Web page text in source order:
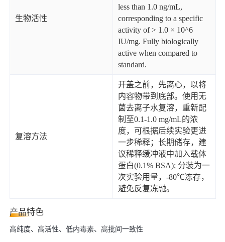
生物活性
less than 1.0 ng/mL,
corresponding to a specific
activity of > 1.0 × 10^6
IU/mg. Fully biologically
active when compared to
standard.
复溶方法
开盖之前，先离心，以将
内容物带到底部。使用无
菌去离子水复溶，重新配
制至0.1-1.0 mg/mL的浓
度，可根据后续实验更进
一步稀释；长期储存，建
议稀释缓冲液中加入载体
蛋白(0.1% BSA); 分装为一
次实验用量，-80℃冻存，
避免反复冻融。
产品特色
高纯度、高活性、低内毒素、高批间一致性